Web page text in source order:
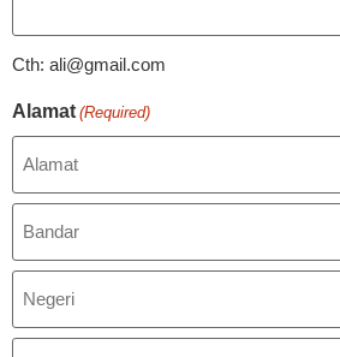
Cth: ali@gmail.com
Alamat (Required)